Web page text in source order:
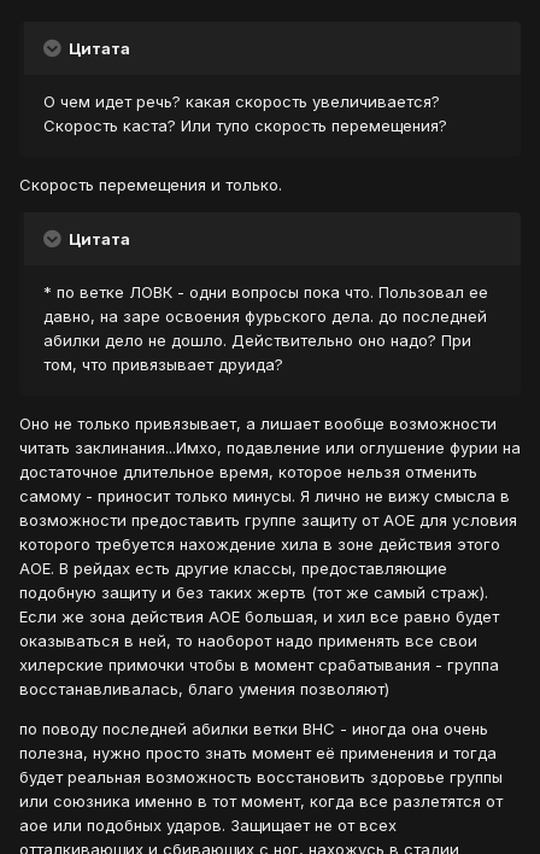
Цитата
О чем идет речь? какая скорость увеличивается?
Скорость каста? Или тупо скорость перемещения?
Скорость перемещения и только.
Цитата
* по ветке ЛОВК - одни вопросы пока что. Пользовал ее
давно, на заре освоения фурьского дела. до последней
абилки дело не дошло. Действительно оно надо? При
том, что привязывает друида?
Оно не только привязывает, а лишает вообще возможности
читать заклинания...Имхо, подавление или оглушение фурии на
достаточное длительное время, которое нельзя отменить
самому - приносит только минусы. Я лично не вижу смысла в
возможности предоставить группе защиту от АОЕ для условия
которого требуется нахождение хила в зоне действия этого
АОЕ. В рейдах есть другие классы, предоставляющие
подобную защиту и без таких жертв (тот же самый страж).
Если же зона действия АОЕ большая, и хил все равно будет
оказываться в ней, то наоборот надо применять все свои
хилерские примочки чтобы в момент срабатывания - группа
восстанавливалась, благо умения позволяют)
по поводу последней абилки ветки ВНС - иногда она очень
полезна, нужно просто знать момент её применения и тогда
будет реальная возможность восстановить здоровье группы
или союзника именно в тот момент, когда все разлетятся от
аое или подобных ударов. Защищает не от всех
отталкивающих и сбивающих с ног, нахожусь в стадии